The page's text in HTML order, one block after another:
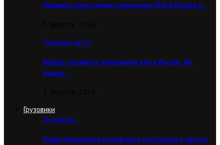
Названы семь самых популярных SUV в России в…
Новинки авто
Belgee расширит модельный ряд в России. На
рынок…
Грузовики
Грузовики
Новая безрамная платформа для Газели и другие